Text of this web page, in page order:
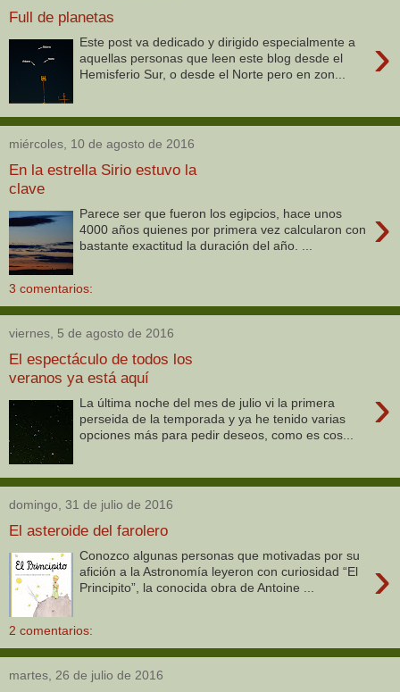
Full de planetas
›
Este post va dedicado y dirigido especialmente a
aquellas personas que leen este blog desde el
Hemisferio Sur, o desde el Norte pero en zon...
miércoles, 10 de agosto de 2016
En la estrella Sirio estuvo la
clave
›
Parece ser que fueron los egipcios, hace unos
4000 años quienes por primera vez calcularon con
bastante exactitud la duración del año. ...
3 comentarios:
viernes, 5 de agosto de 2016
El espectáculo de todos los
veranos ya está aquí
›
La última noche del mes de julio vi la primera
perseida de la temporada y ya he tenido varias
opciones más para pedir deseos, como es cos...
domingo, 31 de julio de 2016
El asteroide del farolero
›
Conozco algunas personas que motivadas por su
afición a la Astronomía leyeron con curiosidad “El
Principito”, la conocida obra de Antoine ...
2 comentarios:
martes, 26 de julio de 2016